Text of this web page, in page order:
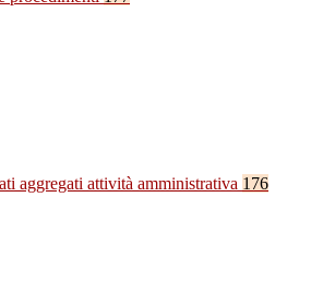
aggregati attività amministrativa 176